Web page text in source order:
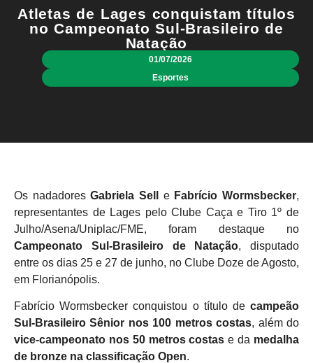
Atletas de Lages conquistam títulos
no Campeonato Sul-Brasileiro de
Natação
01/07/2026
Esportes
Os nadadoresGabriela Sell e Fabrício Wormsbecker,
representantes de Lages pelo Clube Caça e Tiro 1º de
Julho/Asena/Uniplac/FME, foram destaque no
Campeonato Sul-Brasileiro de Natação, disputado
entre os dias 25 e 27 de junho, no Clube Doze de Agosto,
em Florianópolis.
Fabrício Wormsbecker conquistou o título de campeão
Sul-Brasileiro Sênior nos 100 metros costas, além do
vice-campeonato nos 50 metros costas e da medalha
de bronze na classificação Open.